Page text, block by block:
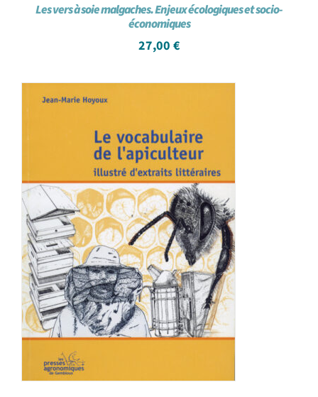
Les vers à soie malgaches. Enjeux écologiques et socio-
économiques
27,00 €